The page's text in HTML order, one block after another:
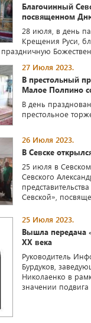
Благочинный
посвященном
28 июля, в день
Крещения Руси,
27 Июля 2023.
В престольный
Малое Полпино
В день
престольное
26 Июля 2023.
В Севске
25 июля в
Севского
Севской»,
25 Июля 2023.
Вышла передача
XX века
Руководитель
Бурдуков,
Николаенко в
значении подвига